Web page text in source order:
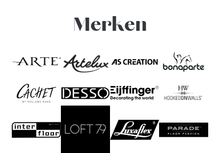
Merken